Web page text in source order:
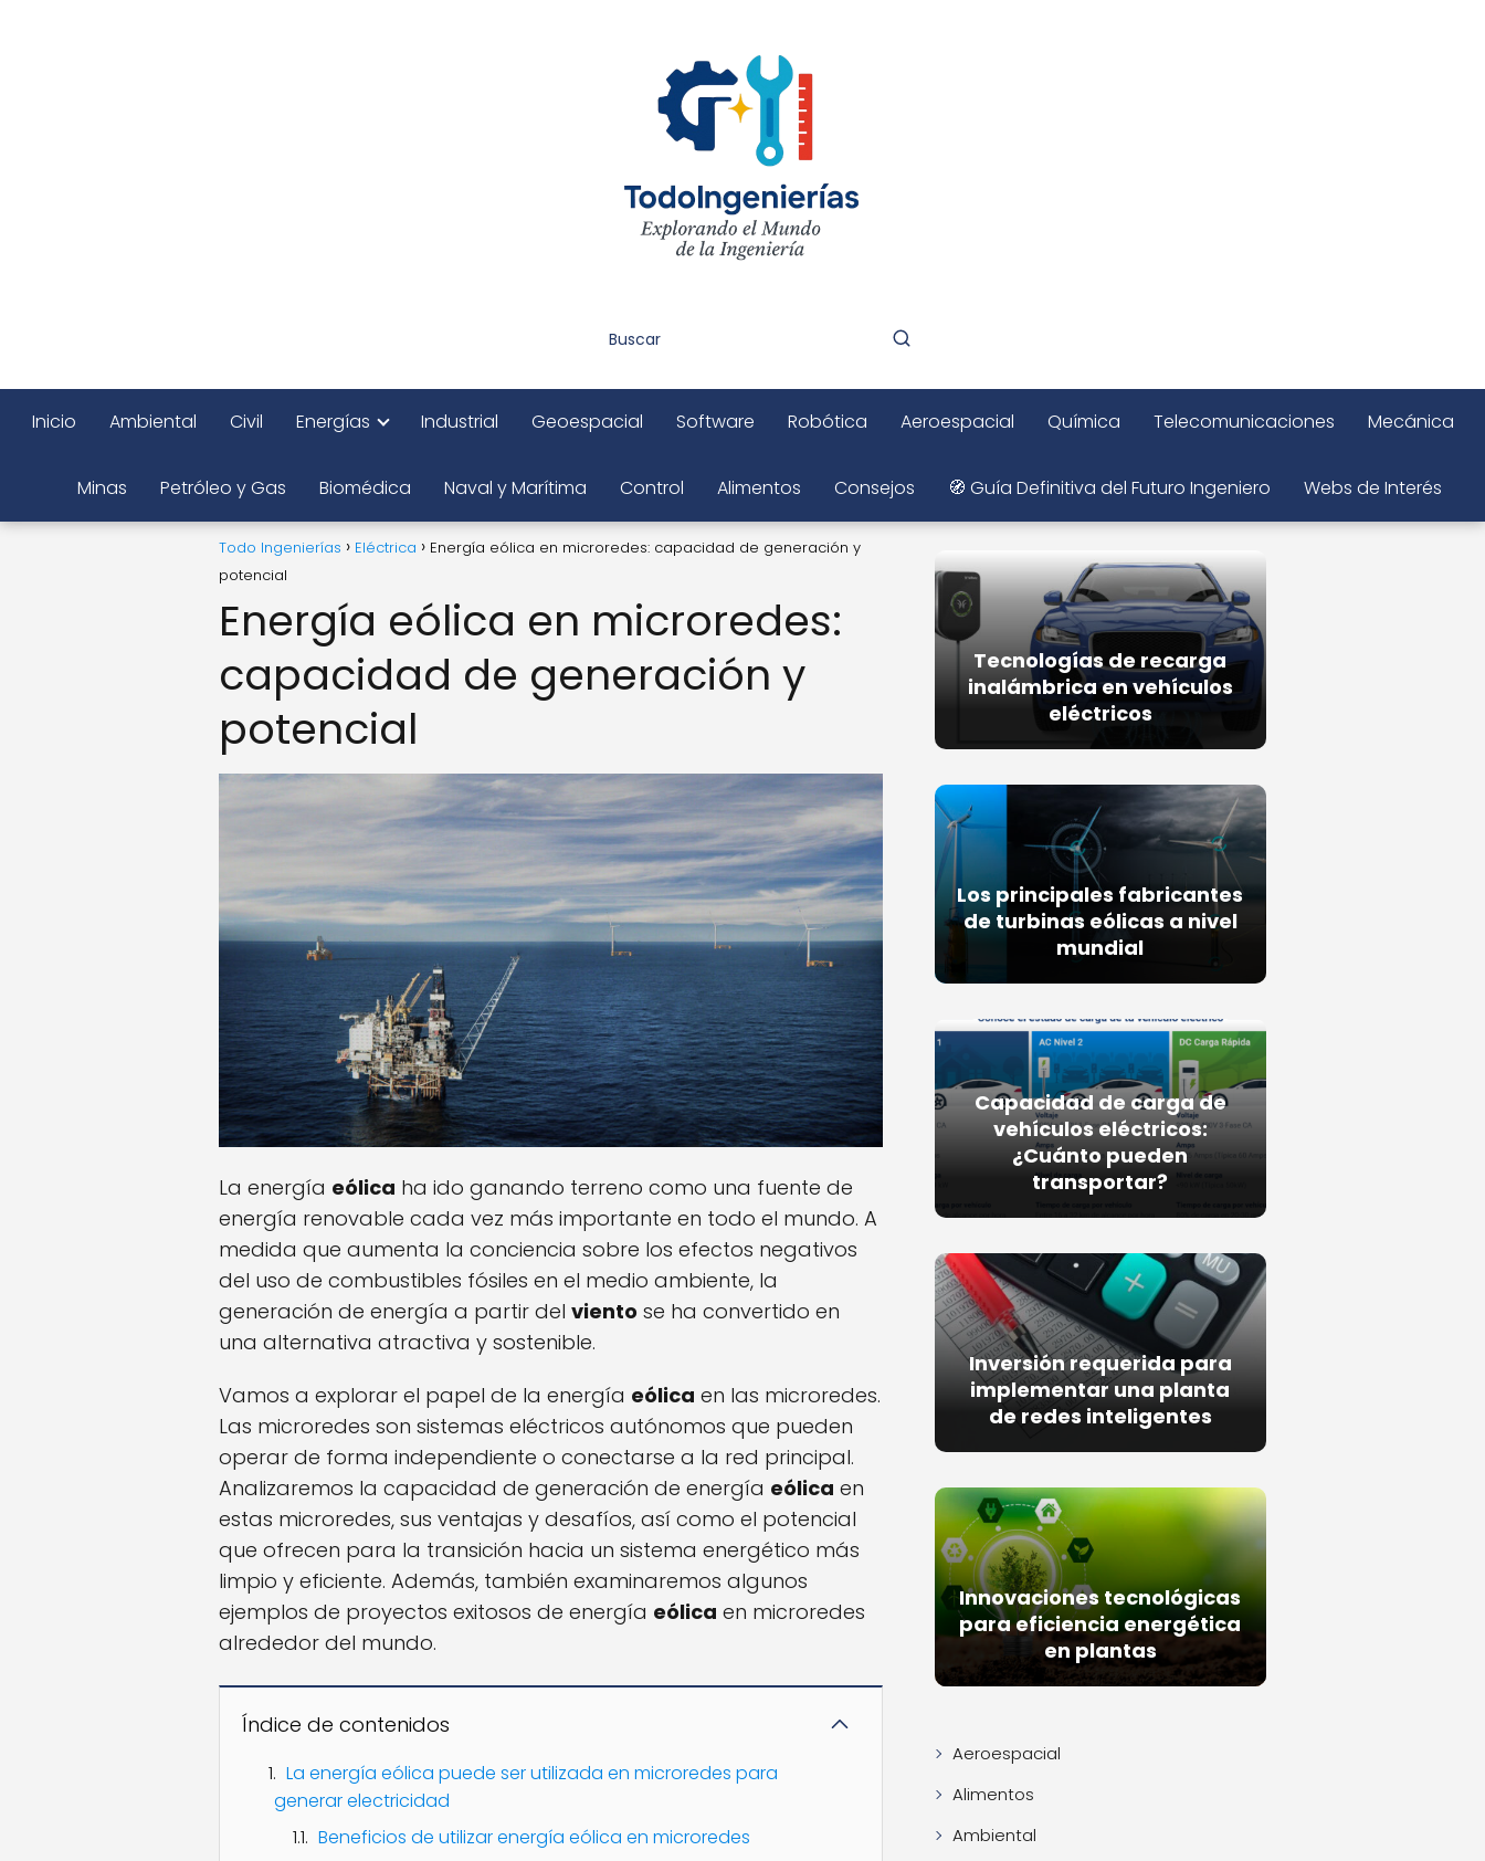
Inicio Ambiental Civil Energías Industrial Geoespacial Software Robótica Aeroespacial Química Telecomunicaciones Mecánica
Minas Petróleo y Gas Biomédica Naval y Marítima Control Alimentos Consejos 🧭 Guía Definitiva del Futuro Ingeniero Webs de Interés
Todo Ingenierías Eléctrica
Energía eólica en microredes: capacidad de generación y
potencial
Energía eólica en microredes:
capacidad de generación y
potencial
La energía eólica ha ido ganando terreno como una fuente de
energía renovable cada vez más importante en todo el mundo. A
medida que aumenta la conciencia sobre los efectos negativos
del uso de combustibles fósiles en el medio ambiente, la
generación de energía a partir del viento se ha convertido en
una alternativa atractiva y sostenible.
Vamos a explorar el papel de la energía eólica en las microredes.
Las microredes son sistemas eléctricos autónomos que pueden
operar de forma independiente o conectarse a la red principal.
Analizaremos la capacidad de generación de energía eólica en
estas microredes, sus ventajas y desafíos, así como el potencial
que ofrecen para la transición hacia un sistema energético más
limpio y eficiente. Además, también examinaremos algunos
ejemplos de proyectos exitosos de energía eólica en microredes
alrededor del mundo.
Índice de contenidos
La energía eólica puede ser utilizada en microredes para
generar electricidad
Beneficios de utilizar energía eólica en microredes
Tecnologías de recarga
inalámbrica en vehículos
eléctricos
Los principales fabricantes
de turbinas eólicas a nivel
mundial
Capacidad de carga de
vehículos eléctricos:
¿Cuánto pueden
transportar?
Inversión requerida para
implementar una planta
de redes inteligentes
Innovaciones tecnológicas
para eficiencia energética
en plantas
Aeroespacial
Alimentos
Ambiental